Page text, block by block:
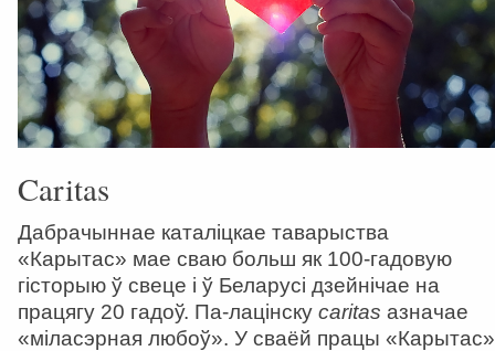
Caritas
Дабрачыннае каталіцкае таварыства
«Карытас» мае сваю больш як 100-гадовую
гісторыю ў свеце і ў Беларусі дзейнічае на
працягу 20 гадоў. Па-лацінску caritas азначае
«міласэрная любоў». У сваёй працы «Карытас»